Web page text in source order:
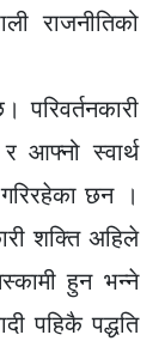
राजनीतिको
परिवर्तनकारी
र आफ्नो स्वार्थ
छन ।
शक्ति अहिले
हुन भन्ने
पहिकै पद्धति